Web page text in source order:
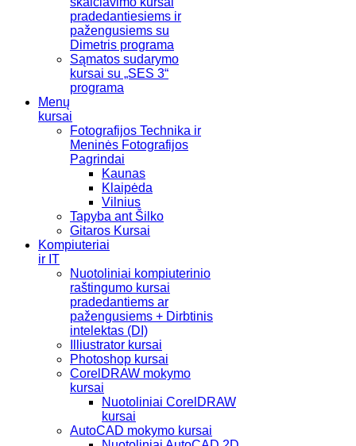
pradedantiesiems ir
pažengusiems su
Dimetris programa
Sąmatos sudarymo
kursai su „SES 3“
programa
Menų
kursai
Fotografijos Technika ir
Meninės Fotografijos
Pagrindai
Kaunas
Klaipėda
Vilnius
Tapyba ant Šilko
Gitaros Kursai
Kompiuteriai
ir IT
Nuotoliniai kompiuterinio
raštingumo kursai
pradedantiems ar
pažengusiems + Dirbtinis
intelektas (DI)
Illiustrator kursai
Photoshop kursai
CorelDRAW mokymo
kursai
Nuotoliniai CorelDRAW
kursai
AutoCAD mokymo kursai